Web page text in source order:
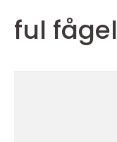
ful fågel